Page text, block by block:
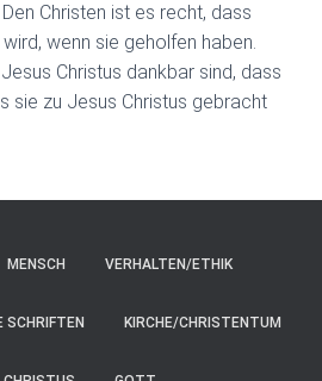
Christen ist es recht, dass
wenn sie geholfen haben.
Christus dankbar sind, dass
sie zu Jesus Christus gebracht
MENSCH VERHALTEN/ETHIK
SCHRIFTEN KIRCHE/CHRISTENTUM